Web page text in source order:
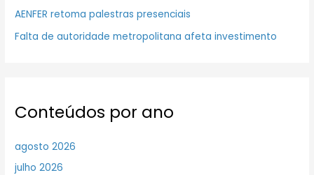
AENFER retoma palestras presenciais
Falta de autoridade metropolitana afeta investimento
Conteúdos por ano
agosto 2026
julho 2026